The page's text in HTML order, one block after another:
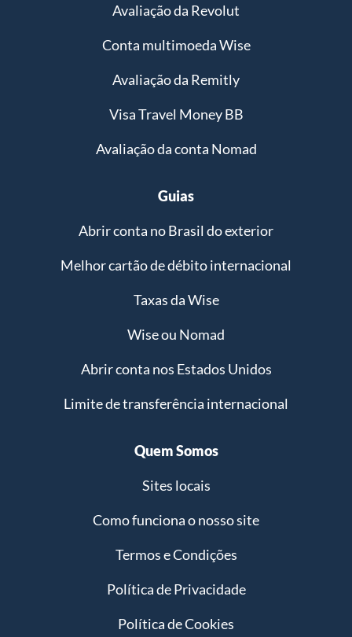
Avaliação da Revolut
Conta multimoeda Wise
Avaliação da Remitly
Visa Travel Money BB
Avaliação da conta Nomad
Guias
Abrir conta no Brasil do exterior
Melhor cartão de débito internacional
Taxas da Wise
Wise ou Nomad
Abrir conta nos Estados Unidos
Limite de transferência internacional
Quem Somos
Sites locais
Como funciona o nosso site
Termos e Condições
Política de Privacidade
Política de Cookies